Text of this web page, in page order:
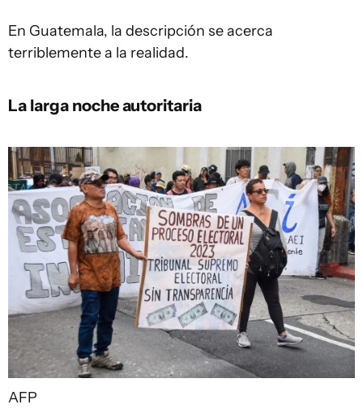
En Guatemala, la descripción se acerca
terriblemente a la realidad.
La larga noche autoritaria
AFP